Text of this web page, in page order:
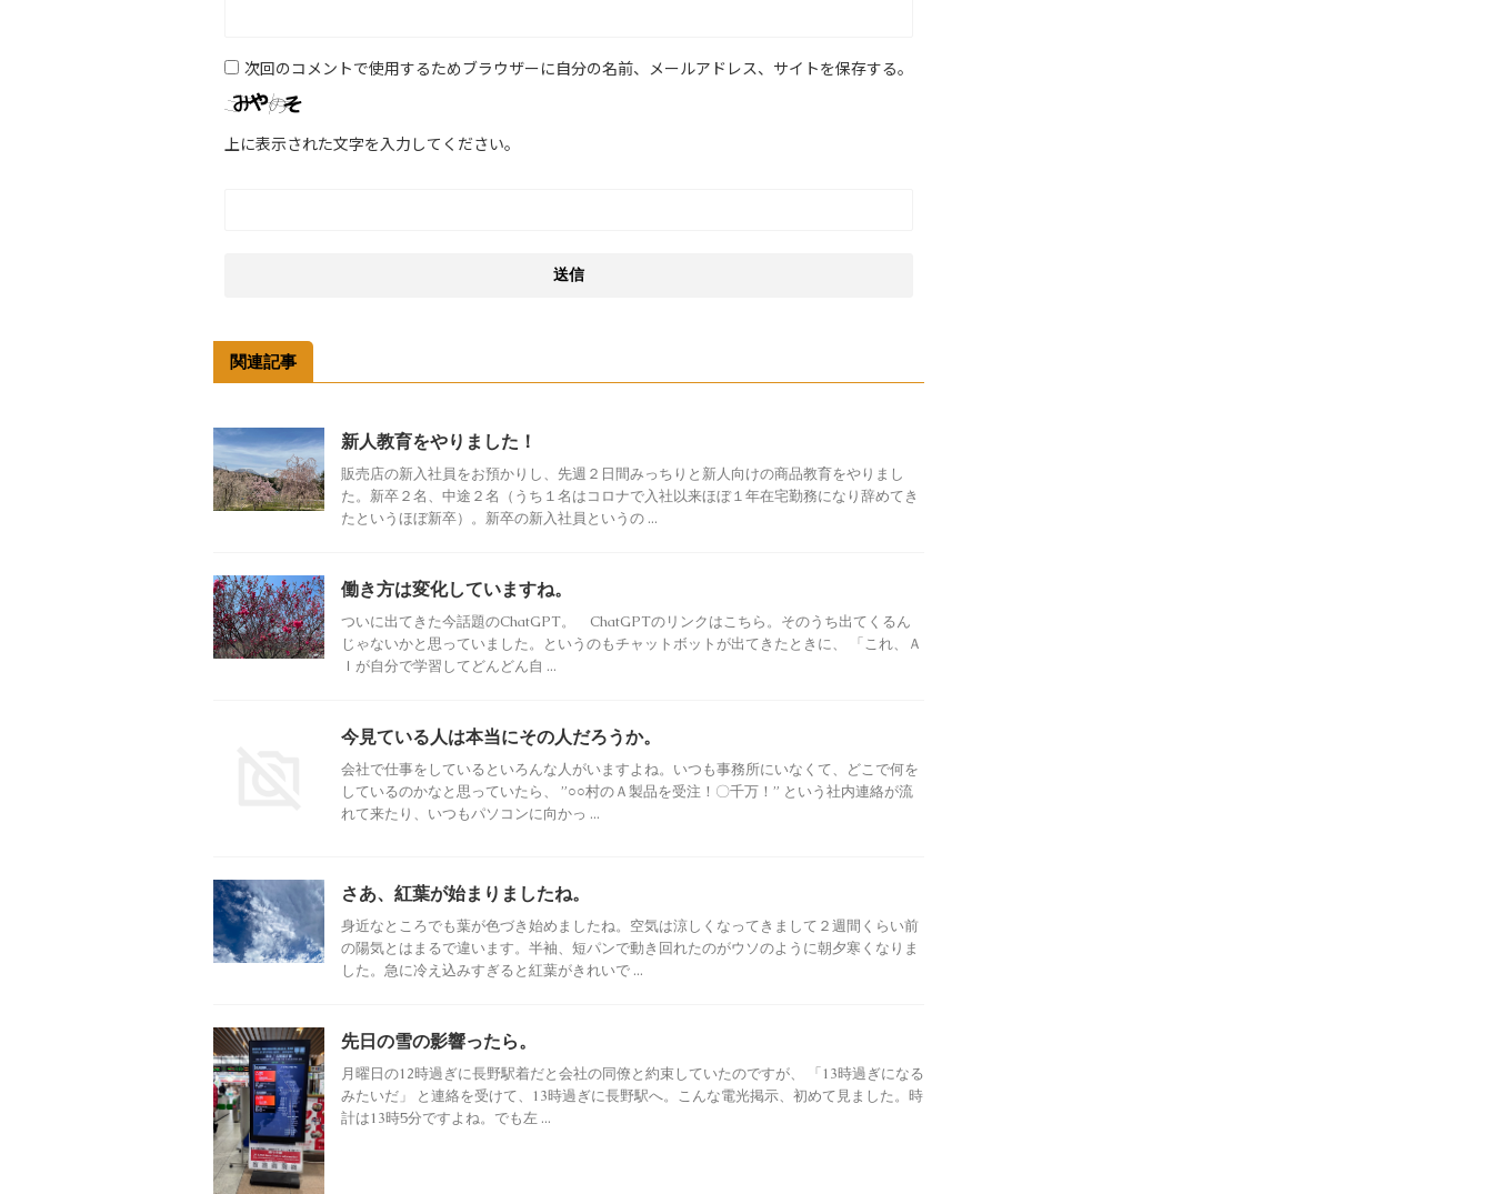
次回のコメントで使用するためブラウザーに自分の名前、メールアドレス、サイトを保存する。
上に表示された文字を入力してください。
関連記事
新人教育をやりました！
販売店の新入社員をお預かりし、先週２日間みっちりと新人向けの商品教育をやりまし
た。新卒２名、中途２名（うち１名はコロナで入社以来ほぼ１年在宅勤務になり辞めてき
たというほぼ新卒）。新卒の新入社員というの ...
働き方は変化していますね。
ついに出てきた今話題のChatGPT。 ChatGPTのリンクはこちら。そのうち出てくるん
じゃないかと思っていました。というのもチャットボットが出てきたときに、 「これ、Ａ
Ｉが自分で学習してどんどん自 ...
今見ている人は本当にその人だろうか。
会社で仕事をしているといろんな人がいますよね。いつも事務所にいなくて、どこで何を
しているのかなと思っていたら、 ”○○村のＡ製品を受注！〇千万！” という社内連絡が流
れて来たり、いつもパソコンに向かっ ...
さあ、紅葉が始まりましたね。
身近なところでも葉が色づき始めましたね。空気は涼しくなってきまして２週間くらい前
の陽気とはまるで違います。半袖、短パンで動き回れたのがウソのように朝夕寒くなりま
した。急に冷え込みすぎると紅葉がきれいで ...
先日の雪の影響ったら。
月曜日の12時過ぎに長野駅着だと会社の同僚と約束していたのですが、 「13時過ぎになる
みたいだ」 と連絡を受けて、13時過ぎに長野駅へ。こんな電光掲示、初めて見ました。時
計は13時5分ですよね。でも左 ...